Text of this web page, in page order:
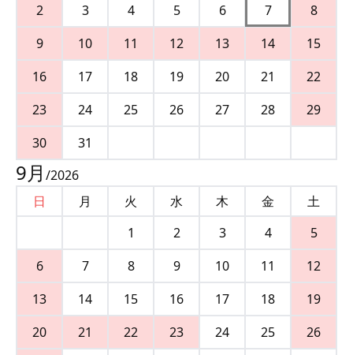
2
3 4 5 6 7
8
9
10 11 12 13 14
15
16
17 18 19 20 21
22
23
24 25 26 27 28
29
30
31
9月 /2026
日
月 火 水 木 金
土
1
2 3 4
5
6
7 8 9 10 11
12
13
14 15 16 17 18
19
20
21 22 23 24 25
26